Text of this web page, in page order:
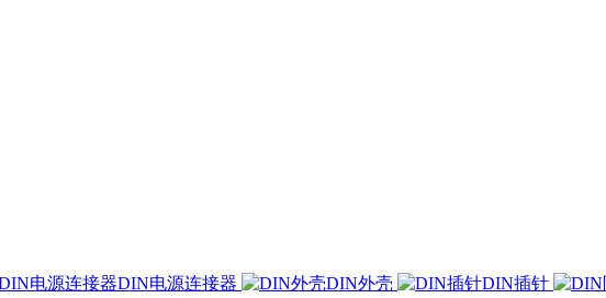
DIN电源连接器 DIN外壳 DIN插针